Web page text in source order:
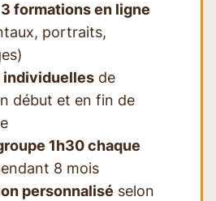
3 formations en ligne
portraits,
individuelles de
début et en fin de
1h30 chaque
8 mois
personnalisé selon